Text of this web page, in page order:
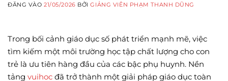
ĐĂNG VÀO21/05/2026 BỞIGIẢNG VIÊN PHẠM THANH DŨNG
Trong bối cảnh giáo dục số phát triển mạnh mẽ, việc
tìm kiếm một môi trường học tập chất lượng cho con
trẻ là ưu tiên hàng đầu của các bậc phụ huynh. Nền
tảng vuihoc đã trở thành một giải pháp giáo dục toàn